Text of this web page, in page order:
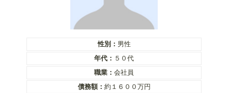
性別： 男性
年代： ５０代
職業： 会社員
債務額： 約１６００万円